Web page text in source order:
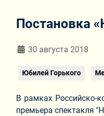
Постановка
Информация о
30 августа 2018
Юбилей Горького
В рамках Российско-
премьера спектакля